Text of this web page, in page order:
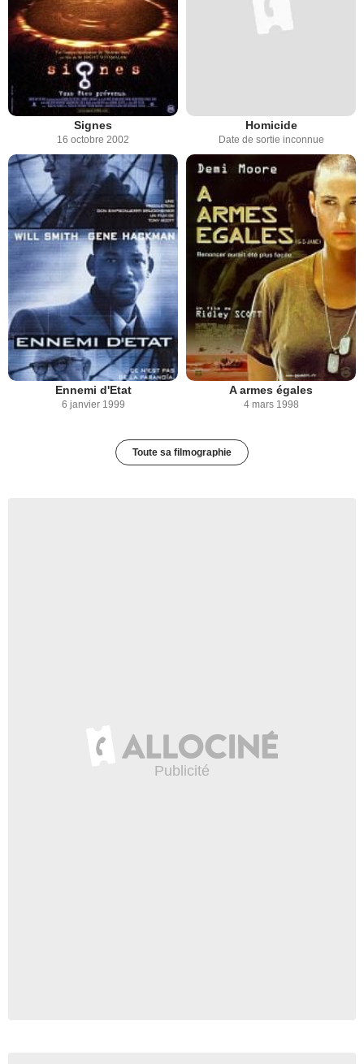
Signes
16 octobre 2002
Homicide
Date de sortie inconnue
Ennemi d'Etat
6 janvier 1999
A armes égales
4 mars 1998
Toute sa filmographie